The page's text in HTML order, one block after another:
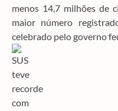
menos 14,7 milhões de
maior número
celebrado pelo governo